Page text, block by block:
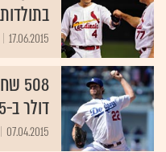
17.06.2015
דולר ב-2015
07.04.2015